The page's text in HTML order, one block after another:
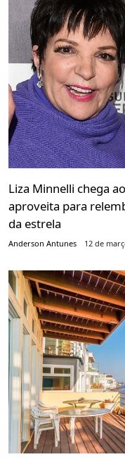
Liza Minnelli chega
aproveita para
da estrela
Anderson Antunes 12 de